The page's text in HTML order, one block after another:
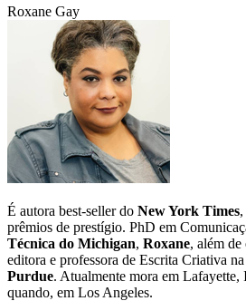
Roxane Gay
É autora best-seller do New York Times
prêmios de prestígio. PhD em
Técnica do Michigan, Roxane, além de
editora e professora de Escrita Criativa na
Purdue. Atualmente mora em Lafayette,
quando, em Los Angeles.